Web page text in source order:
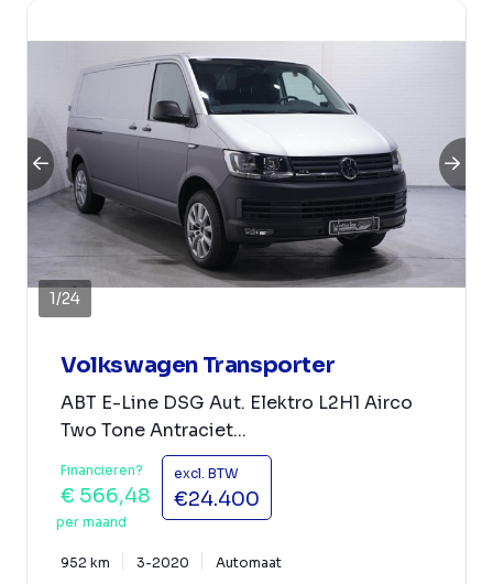
1/24
Volkswagen Transporter
ABT E-Line DSG Aut. Elektro L2H1 Airco
Two Tone Antraciet...
Financieren?
€ 566,48
per maand
excl. BTW
€24.400
952 km 3-2020 Automaat